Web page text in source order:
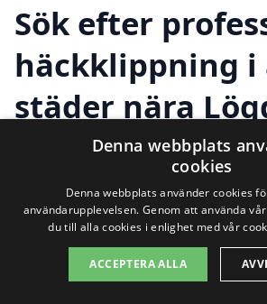
Sök efter
häckklippning i
städer nära
behöver inte vara en
kring Lögdeå finns det flera
kan få professionell
Denna webbplats
cookies
Denna webbplats använder cookies
användarupplevelsen. Genom att använda
du till alla cookies i enlighet med vår
ACCEPTERA ALLA